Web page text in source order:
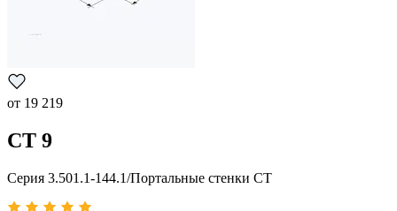
от 19 219
СТ 9
Серия 3.501.1-144.1/Портальные стенки СТ